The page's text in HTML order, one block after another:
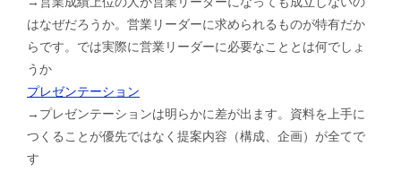
はなぜだろうか。営業リーダーに求められるものが特有だか
らです。では実際に営業リーダーに必要なこととは何でしょ
うか
プレゼンテーション
→プレゼンテーションは明らかに差が出ます。資料を上手に
つくることが優先ではなく提案内容（構成、企画）が全てで
す